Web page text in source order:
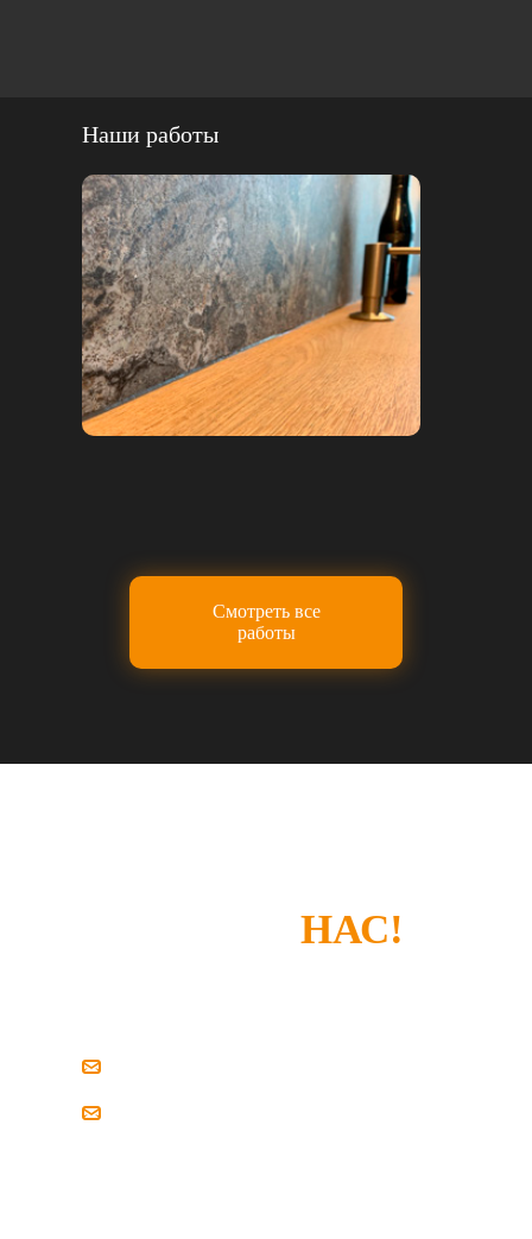
Наши работы
Смотреть все
работы
НАС!